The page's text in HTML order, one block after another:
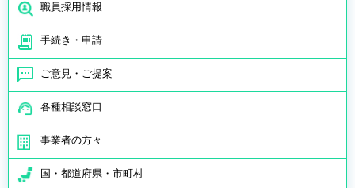
職員採用情報
手続き・申請
ご意見・ご提案
各種相談窓口
事業者の方々
国・都道府県・市町村